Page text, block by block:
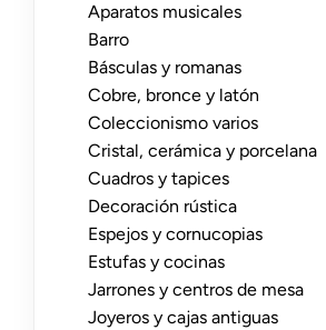
Aparatos musicales
Barro
Básculas y romanas
Cobre, bronce y latón
Coleccionismo varios
Cristal, cerámica y porcelana
Cuadros y tapices
Decoración rústica
Espejos y cornucopias
Estufas y cocinas
Jarrones y centros de mesa
Joyeros y cajas antiguas